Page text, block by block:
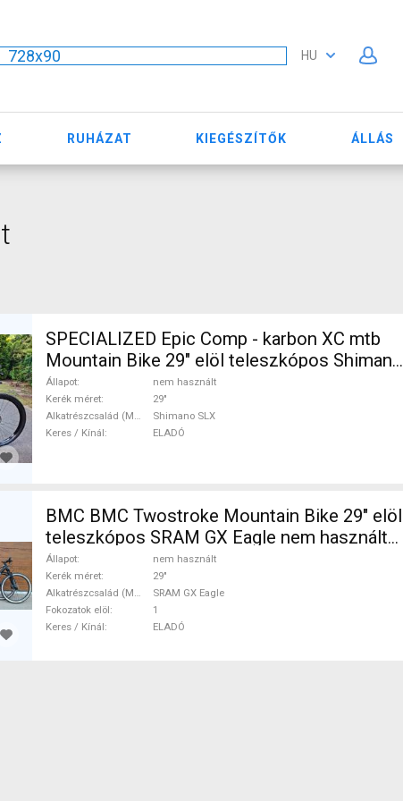
728x90 HU
RUHÁZAT KIEGÉSZÍTŐK ÁLLÁS
SPECIALIZED Epic Comp - karbon XC mtb
Mountain Bike 29" elöl teleszkópos Shimano
SLX nem használt ELADÓ
Állapot
nem használt
Kerék méret
29"
Alkatrészcsalád (MTB)
Shimano SLX
Keres / Kínál
ELADÓ
BMC BMC Twostroke Mountain Bike 29" elöl
teleszkópos SRAM GX Eagle nem használt
ELADÓ
Állapot
nem használt
Kerék méret
29"
Alkatrészcsalád (MTB)
SRAM GX Eagle
Fokozatok elöl
1
Keres / Kínál
ELADÓ